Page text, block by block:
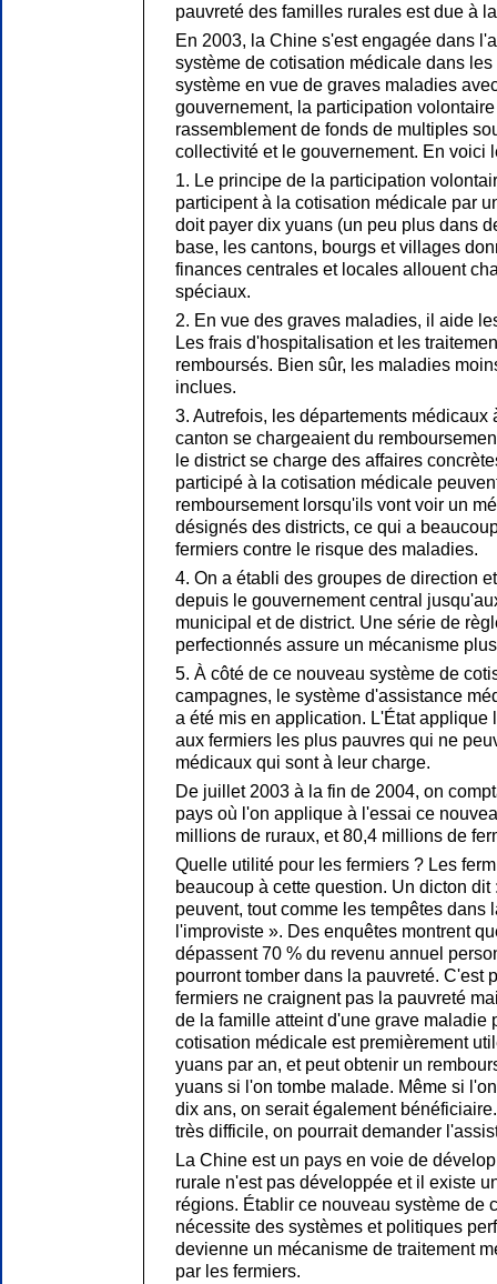
pauvreté des familles rurales est due à
En 2003, la Chine s'est engagée dans
système de cotisation médicale dans
système en vue de graves maladies
gouvernement, la participation
rassemblement de fonds de multiples
collectivité et le gouvernement. En voici
1. Le principe de la participation
participent à la cotisation médicale par
doit payer dix yuans (un peu plus dans
base, les cantons, bourgs et villages
finances centrales et locales allouent
spéciaux.
2. En vue des graves maladies, il aide
Les frais d'hospitalisation et les
remboursés. Bien sûr, les maladies
inclues.
3. Autrefois, les départements
canton se chargeaient du
le district se charge des affaires
participé à la cotisation médicale
remboursement lorsqu'ils vont voir un
désignés des districts, ce qui a
fermiers contre le risque des maladies.
4. On a établi des groupes de direction
depuis le gouvernement central
municipal et de district. Une série de
perfectionnés assure un mécanisme
5. À côté de ce nouveau système de
campagnes, le système d'assistance
a été mis en application. L'État applique
aux fermiers les plus pauvres qui ne
médicaux qui sont à leur charge.
De juillet 2003 à la fin de 2004, on
pays où l'on applique à l'essai ce
millions de ruraux, et 80,4 millions de
Quelle utilité pour les fermiers ? Les
beaucoup à cette question. Un dicton
peuvent, tout comme les tempêtes dans
l'improviste ». Des enquêtes montrent
dépassent 70 % du revenu annuel
pourront tomber dans la pauvreté. C'est
fermiers ne craignent pas la pauvreté
de la famille atteint d'une grave maladie
cotisation médicale est premièrement
yuans par an, et peut obtenir un
yuans si l'on tombe malade. Même si
dix ans, on serait également
très difficile, on pourrait demander
La Chine est un pays en voie de
rurale n'est pas développée et il existe
régions. Établir ce nouveau système de
nécessite des systèmes et politiques
devienne un mécanisme de traitement
par les fermiers.